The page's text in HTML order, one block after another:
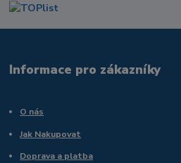
Informace pro zákazníky
O nás
Jak Nakupovat
Doprava a platba